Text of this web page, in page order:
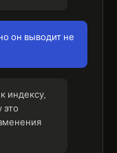
он выводит не
индексу,
это